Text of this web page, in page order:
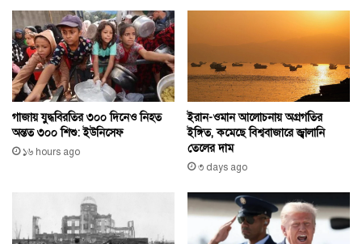
গাজায় যুদ্ধবিরতির ৩০০ দিনেও নিহত
অন্তত ৩০০ শিশু: ইউনিসেফ
১৬ hours ago
ইরান-ওমান আলোচনায় অগ্রগতির
ইঙ্গিত, কমেছে বিশ্ববাজারে জ্বালানি
তেলের দাম
৩ days ago